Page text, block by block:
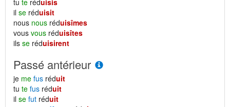
tu te réduisis
il se réduisit
nous nous réduisîmes
vous vous réduisîtes
ils se réduisirent
Passé antérieur
je me fus réduit
tu te fus réduit
il se fut réduit